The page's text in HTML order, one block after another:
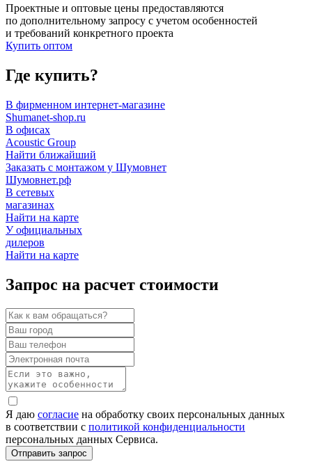
Проектные и оптовые цены предоставляются
по дополнительному запросу с учетом особенностей
и требований конкретного проекта
Купить оптом
Где купить?
В фирменном интернет-магазине
Shumanet-shop.ru
В офисах
Acoustic Group
Найти ближайший
Заказать с монтажом у Шумовнет
Шумовнет.рф
В сетевых
магазинах
Найти на карте
У официальных
дилеров
Найти на карте
Запрос на расчет стоимости
Я даю согласие на обработку своих персональных данных
в соответствии с политикой конфиденциальности
персональных данных Сервиса.